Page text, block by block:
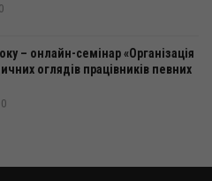
0
– онлайн-семінар «Організація
оглядів працівників певних
0